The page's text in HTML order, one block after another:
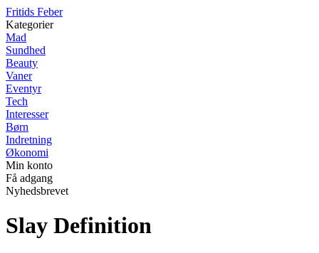
Fritids Feber
Kategorier
Mad
Sundhed
Beauty
Vaner
Eventyr
Tech
Interesser
Børn
Indretning
Økonomi
Min konto
Få adgang
Nyhedsbrevet
Slay Definition